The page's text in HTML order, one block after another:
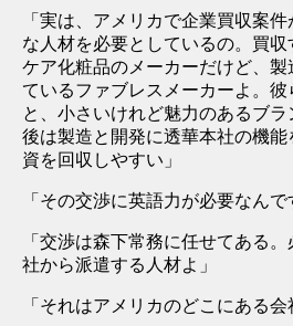
「実は、アメリカで企業買収案
な人材を必要としているの。買
ケア化粧品のメーカーだけど、
ているファブレスメーカーよ。
と、小さいけれど魅力のあるブ
後は製造と開発に透華本社の機
資を回収しやすい」
「その交渉に英語力が必要なんで
「交渉は森下常務に任せてある
社から派遣する人材よ」
「それはアメリカのどこにある会